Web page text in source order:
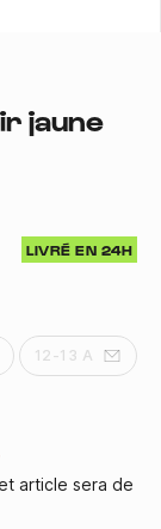
jaune
LIVRÉ EN 24H
12-13 A
article sera de